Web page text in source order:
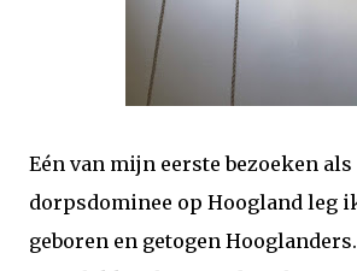
Eén van mijn eerste bezoeken
dorpsdominee op Hoogland leg
geboren en getogen